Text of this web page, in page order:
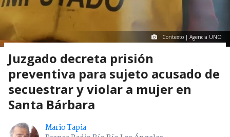
Contexto | Agencia UNO
Juzgado decreta prisión
preventiva para sujeto acusado de
secuestrar y violar a mujer en
Santa Bárbara
Mario Tapia